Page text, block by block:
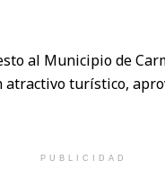
al Municipio de
turístico,
PUBLICIDAD